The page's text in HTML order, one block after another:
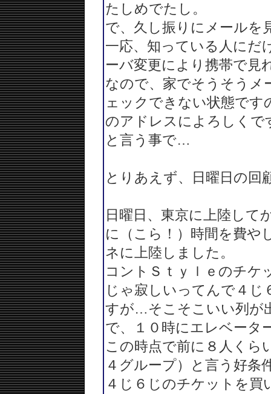
たしめでたし。
で、久し振りにメールを
一応、知っている人にだ
ーバ変更により携帯で見
なので、家でそうそうメ
ェックできない状態です
のアドレスによろしく
と言う事で…
とりあえず、日曜日の回
日曜日、東京に上陸して
に（こら！）時間を費や
ネに上陸しました。
コントＳｔｙｌｅのチケ
じゃ寂しいってんで４
すが…そこそこいい列が
で、１０時にエレベータ
この時点で前に８人くら
４グループ）と言う好条
４じ６じのチケットを買